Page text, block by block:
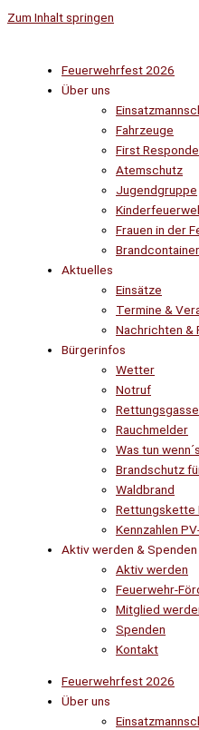
Zum Inhalt springen
Feuerwehrfest 2026
Über uns
Fahrzeuge
First
Atemschutz
Jugendgruppe
Frauen in der
Brandcontainer
Aktuelles
Einsätze
Termine &
Nachrichten &
Bürgerinfos
Wetter
Notruf
Rettungsgasse
Rauchmelder
Was tun
Brandschutz
Waldbrand
Rettungskette
Kennzahlen
Aktiv werden & Spenden
Aktiv werden
Feuerwehr-
Mitglied
Spenden
Kontakt
Feuerwehrfest 2026
Über uns